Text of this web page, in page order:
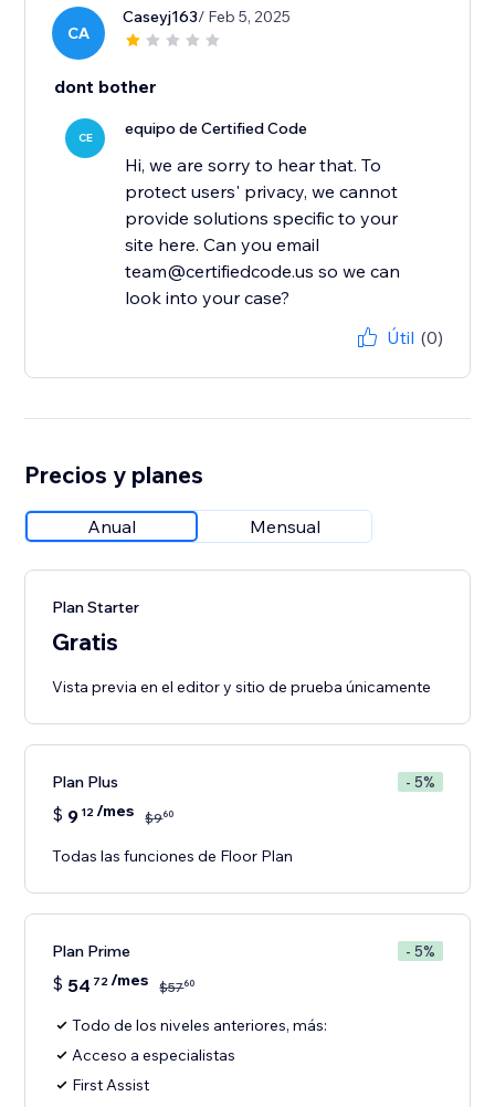
CA
Caseyj163/ Feb 5, 2025
dont bother
CE equipo de Certified Code
Hi, we are sorry to hear that. To
protect users' privacy, we cannot
provide solutions specific to your
site here. Can you email
team@certifiedcode.us so we can
look into your case?
Útil (0)
Precios y planes
Anual Mensual
Plan Starter
Gratis
Vista previa en el editor y sitio de prueba únicamente
Plan Plus - 5%
$ 9 12/mes $960
Todas las funciones de Floor Plan
Plan Prime - 5%
$ 54 72/mes $5760
Todo de los niveles anteriores, más:
Acceso a especialistas
First Assist